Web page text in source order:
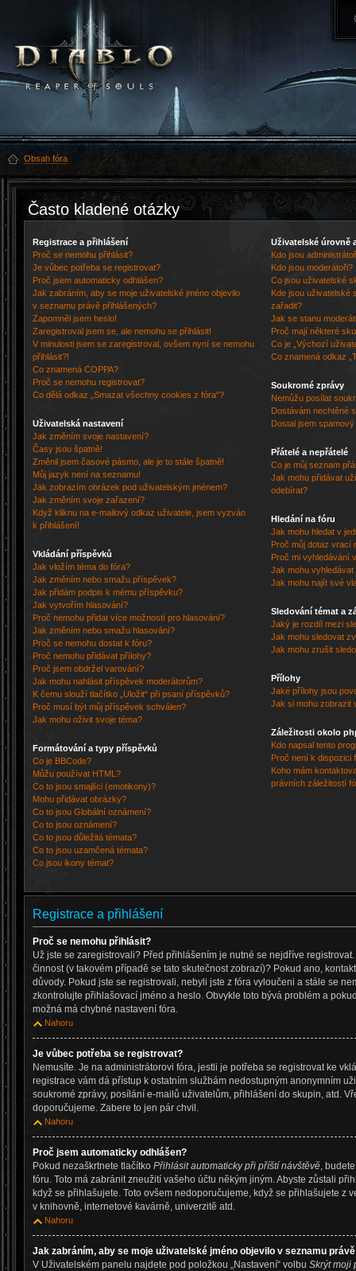
Obsah fóra
Často kladené otázky
Registrace a přihlášení
Proč se nemohu přihlásit?
Je vůbec potřeba se registrovat?
Proč jsem automaticky odhlášen?
Jak zabráním, aby se moje uživatelské jméno objevilo
v seznamu právě přihlášených?
Zapomněl jsem heslo!
Zaregistroval jsem se, ale nemohu se přihlásit!
V minulosti jsem se zaregistroval, ovšem nyní se nemohu
přihlásit?!
Co znamená COPPA?
Proč se nemohu registrovat?
Co dělá odkaz „Smazat všechny cookies z fóra“?
Uživatelská nastavení
Jak změním svoje nastavení?
Časy jsou špatně!
Změnil jsem časové pásmo, ale je to stále špatně!
Můj jazyk není na seznamu!
Jak zobrazím obrázek pod uživatelským jménem?
Jak změním svoje zařazení?
Když kliknu na e-mailový odkaz uživatele, jsem vyzván
k přihlášení!
Vkládání příspěvků
Jak vložím téma do fóra?
Jak změním nebo smažu příspěvek?
Jak přidám podpis k mému příspěvku?
Jak vytvořím hlasování?
Proč nemohu přidat více možností pro hlasování?
Jak změním nebo smažu hlasování?
Proč se nemohu dostat k fóru?
Proč nemohu přidávat přílohy?
Proč jsem obdržel varování?
Jak mohu nahlásit příspěvek moderátorům?
K čemu slouží tlačítko „Uložit“ při psaní příspěvků?
Proč musí být můj příspěvek schválen?
Jak mohu oživit svoje téma?
Formátování a typy příspěvků
Co je BBCode?
Můžu používat HTML?
Co to jsou smajlíci (emotikony)?
Mohu přidávat obrázky?
Co to jsou Globální oznámení?
Co to jsou oznámení?
Co to jsou důležitá témata?
Co to jsou uzamčená témata?
Co jsou ikony témat?
Uživatelské úrovně
Kdo jsou
Kdo jsou moderátoři?
Co jsou uživatelské
Kde jsou uživatelské
zařadit?
Jak se stanu
Proč mají některé
Co je „Výchozí
Co znamená odkaz
Soukromé zprávy
Nemůžu posílat
Dostávám nechtěné
Dostal jsem
Přátelé a nepřátelé
Co je můj seznam
Jak mohu přidávat
odebírat?
Hledání na fóru
Jak mohu hledat v
Proč můj dotaz vrací
Proč mi vyhledávání
Jak mohu vyhledávat
Jak mohu najít své
Sledování témat a
Jaký je rozdíl mezi
Jak mohu sledovat
Jak mohu zrušit
Přílohy
Jaké přílohy jsou
Jak si mohu zobrazit
Záležitosti okolo
Kdo napsal tento
Proč není k dispozici
Koho mám
právních záležitostí
Registrace a přihlášení
Proč se nemohu přihlásit?
Už jste se zaregistrovali? Před přihlášením je nutné se nejdříve
činnost (v takovém případě se tato skutečnost zobrazí)? Pokud ano,
důvody. Pokud jste se registrovali, nebyli jste z fóra vyloučeni a stále se
zkontrolujte přihlašovací jméno a heslo. Obvykle toto bývá problém a
možná má chybné nastavení fóra.
Nahoru
Je vůbec potřeba se registrovat?
Nemusíte. Je na administrátorovi fóra, jestli je potřeba se registrovat ke
registrace vám dá přístup k ostatním službám nedostupným anonymním
soukromé zprávy, posílání e-mailů uživatelům, přihlášení do skupin, atd.
doporučujeme. Zabere to jen pár chvil.
Nahoru
Proč jsem automaticky odhlášen?
Pokud nezaškrtnete tlačítko Přihlásit automaticky při příští návštěvě,
fóru. Toto má zabránit zneužití vašeho účtu někým jiným. Abyste zůstali
když se přihlašujete. Toto ovšem nedoporučujeme, když se přihlašujete z
v knihovně, internetové kavárně, univerzitě atd.
Nahoru
Jak zabráním, aby se moje uživatelské jméno objevilo v seznamu
V Uživatelském panelu najdete pod položkou „Nastavení“ volbu Skrýt moji